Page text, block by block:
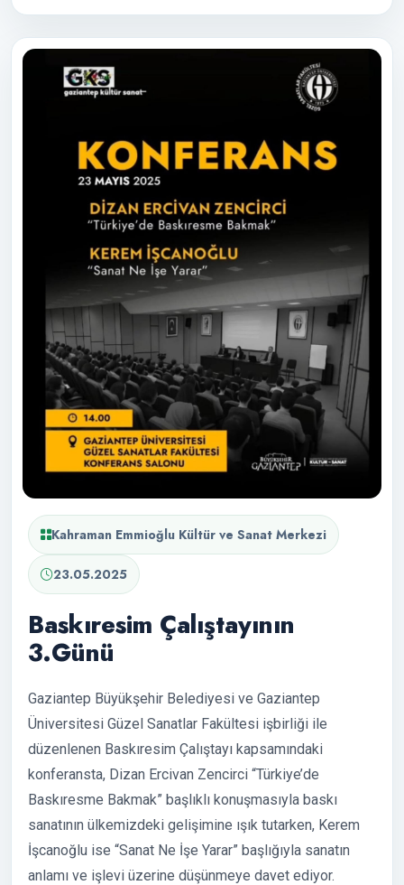
Kahraman Emmioğlu Kültür ve Sanat Merkezi
23.05.2025
Baskıresim Çalıştayının
3.Günü
Gaziantep Büyükşehir Belediyesi ve Gaziantep
Üniversitesi Güzel Sanatlar Fakültesi işbirliği ile
düzenlenen Baskıresim Çalıştayı kapsamındaki
konferansta, Dizan Ercivan Zencirci “Türkiye’de
Baskıresme Bakmak” başlıklı konuşmasıyla baskı
sanatının ülkemizdeki gelişimine ışık tutarken, Kerem
İşcanoğlu ise “Sanat Ne İşe Yarar” başlığıyla sanatın
anlamı ve işlevi üzerine düşünmeye davet ediyor.